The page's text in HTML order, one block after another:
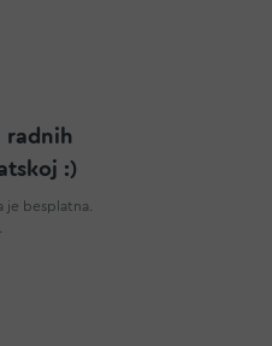
radnih
:)
je besplatna.